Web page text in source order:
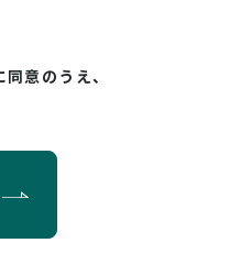
意のうえ、